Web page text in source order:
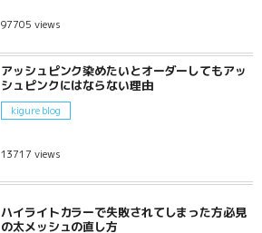
97705 views
アッシュピンク染めたいとオーダーしてもアッ
シュピンクにはならない理由
kigure blog
13717 views
ハイライトカラーで失敗されてしまった方必見
の太メッシュの直し方